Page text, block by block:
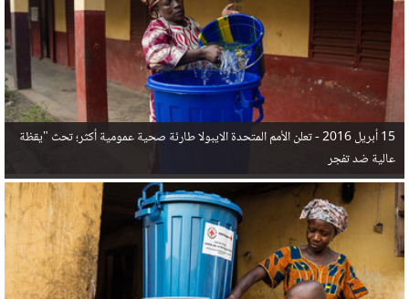
15 أبريل 2016 -
تعلن الأمم المتحدة الايبولا طارئة صحية عمومية أكثر؛ تحث "يقظة
عالية ضد تفجر